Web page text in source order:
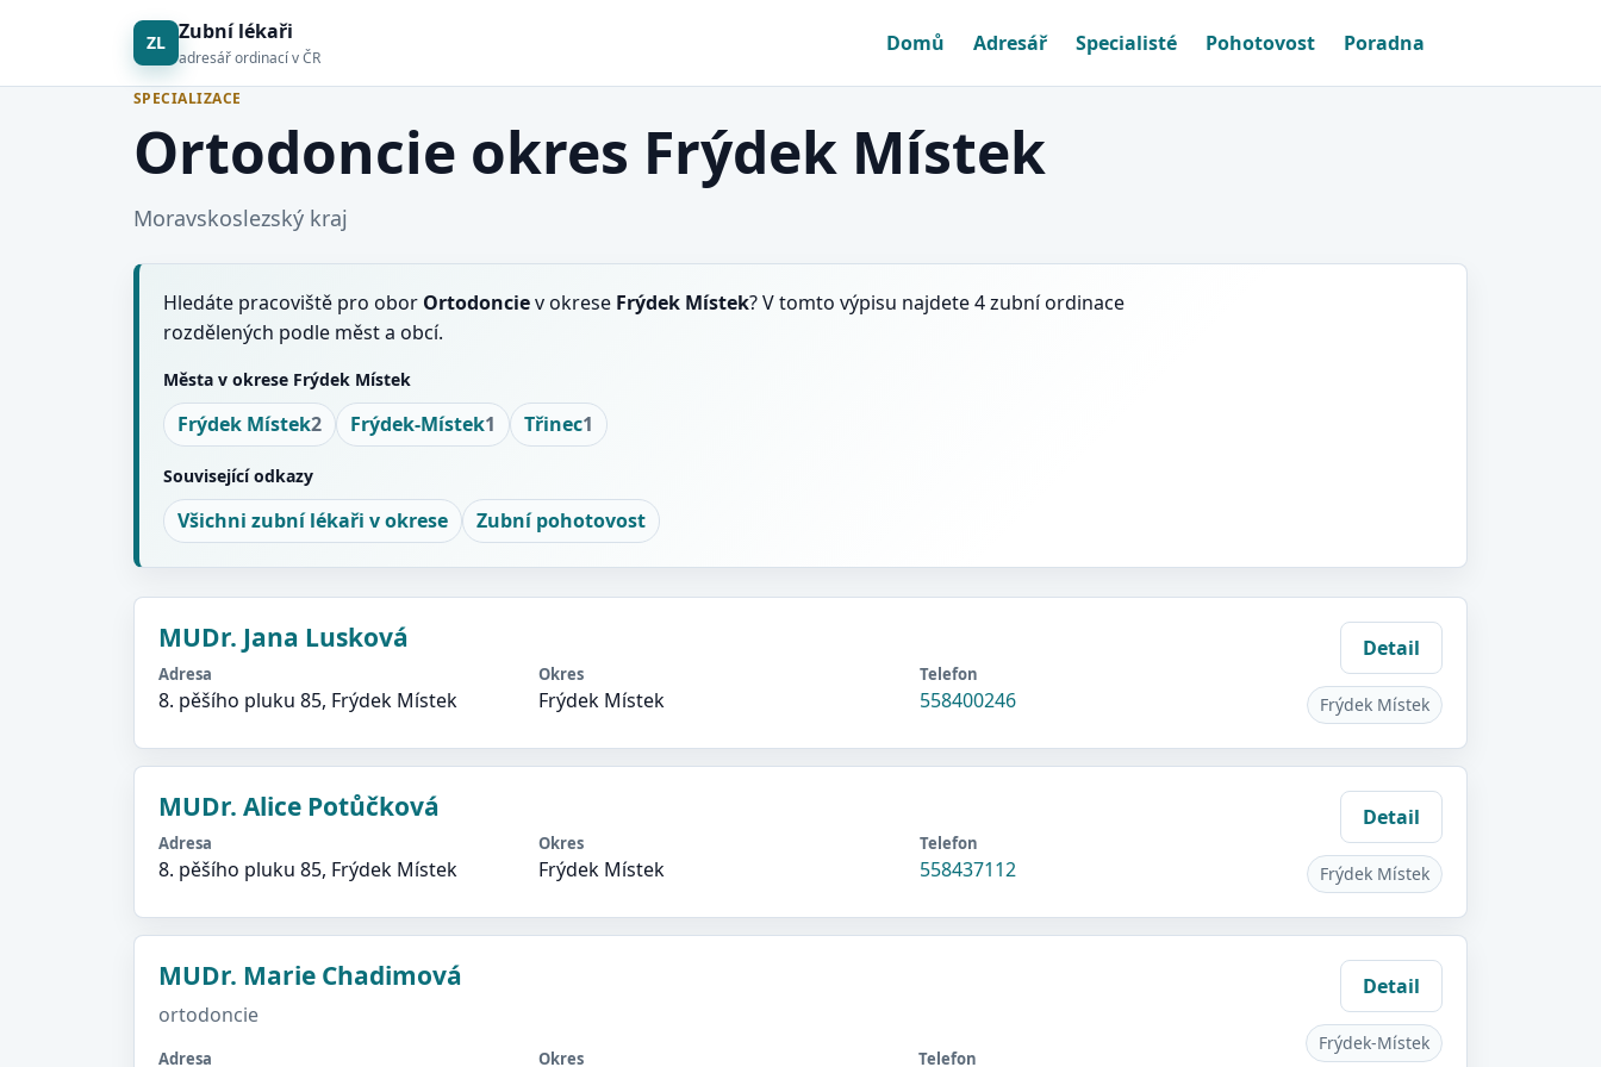
ZL Zubní lékaři
adresář ordinací v ČR
Domů Adresář Specialisté Pohotovost Poradna
SPECIALIZACE
Ortodoncie okres Frýdek Místek
Moravskoslezský kraj
Hledáte pracoviště pro obor Ortodonciev okrese Frýdek Místek? V tomto výpisu najdete 4 zubní ordinace
rozdělených podle měst a obcí.
Města v okrese Frýdek Místek
Frýdek Místek2 Frýdek-Místek1 Třinec1
Související odkazy
Všichni zubní lékaři v okrese Zubní pohotovost
MUDr. Jana Lusková
Adresa
8. pěšího pluku 85, Frýdek Místek
Okres
Frýdek Místek
Telefon
558400246
Detail
Frýdek Místek
MUDr. Alice Potůčková
Adresa
8. pěšího pluku 85, Frýdek Místek
Okres
Frýdek Místek
Telefon
558437112
Detail
Frýdek Místek
MUDr. Marie Chadimová
ortodoncie
Adresa Okres Telefon
Detail
Frýdek-Místek